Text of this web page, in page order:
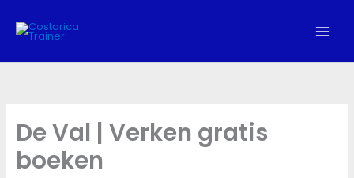
content
De Val | Verken gratis
boeken